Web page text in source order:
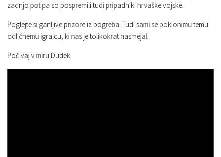
zadnjo pot pa so pospremili tudi pripadniki hrvaške vojske.
Poglejte si ganljive prizore iz pogreba. Tudi sami se poklonimu temu
odličnemu igralcu, ki nas je tolikokrat nasmejal.
Počivaj v miru Dudek.